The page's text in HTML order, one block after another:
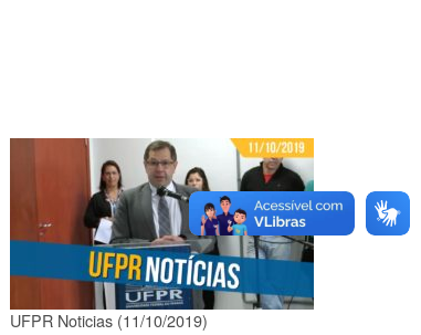
UFPR Noticias (11/10/2019)